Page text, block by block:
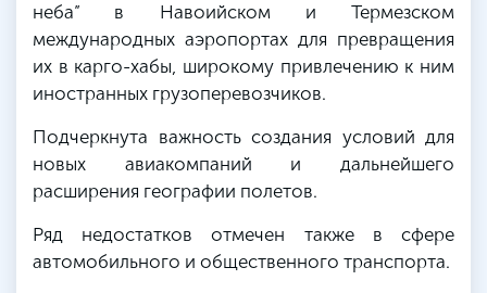
неба” в Навоийском и Термезском
международных аэропортах для превращения
их в карго-хабы, широкому привлечению к ним
иностранных грузоперевозчиков.
Подчеркнута важность создания условий для
новых авиакомпаний и дальнейшего
расширения географии полетов.
Ряд недостатков отмечен также в сфере
автомобильного и общественного транспорта.